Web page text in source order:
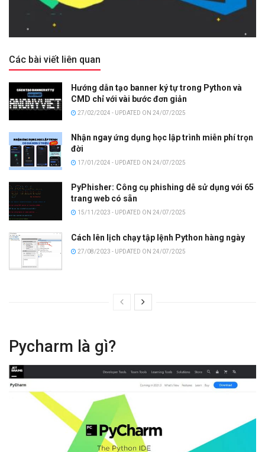
Các bài viết liên quan
Hướng dẫn tạo banner ký tự trong Python và
CMD chỉ với vài bước đơn giản
27/02/2024 - UPDATED ON 24/07/2025
Nhận ngay ứng dụng học lập trình miễn phí trọn
đời
17/01/2024 - UPDATED ON 24/07/2025
PyPhisher: Công cụ phishing dễ sử dụng với 65
trang web có sẵn
15/11/2023 - UPDATED ON 24/07/2025
Cách lên lịch chạy tập lệnh Python hàng ngày
27/08/2023 - UPDATED ON 24/07/2025
Pycharm là gì?